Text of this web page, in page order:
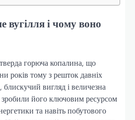
вугілля і чому воно
горюча копалина, що
років тому з решток давніх
вигляд і величезна
зробили його ключовим ресурсом
та навіть побутового